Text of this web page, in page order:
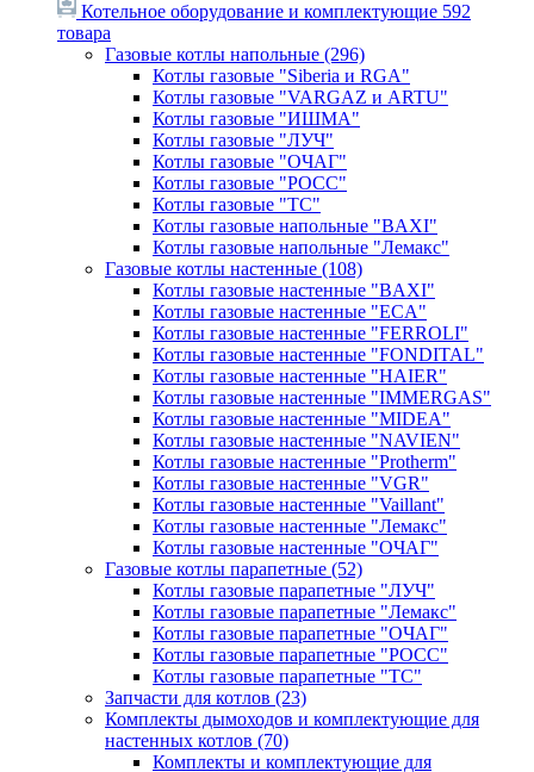
Котельное оборудование и комплектующие 592
товара
Газовые котлы напольные (296)
Котлы газовые "Siberia и RGA"
Котлы газовые "VARGAZ и ARTU"
Котлы газовые "ИШМА"
Котлы газовые "ЛУЧ"
Котлы газовые "ОЧАГ"
Котлы газовые "РОСС"
Котлы газовые "ТС"
Котлы газовые напольные "BAXI"
Котлы газовые напольные "Лемакс"
Газовые котлы настенные (108)
Котлы газовые настенные "BAXI"
Котлы газовые настенные "ECA"
Котлы газовые настенные "FERROLI"
Котлы газовые настенные "FONDITAL"
Котлы газовые настенные "HAIER"
Котлы газовые настенные "IMMERGAS"
Котлы газовые настенные "MIDEA"
Котлы газовые настенные "NAVIEN"
Котлы газовые настенные "Protherm"
Котлы газовые настенные "VGR"
Котлы газовые настенные "Vaillant"
Котлы газовые настенные "Лемакс"
Котлы газовые настенные "ОЧАГ"
Газовые котлы парапетные (52)
Котлы газовые парапетные "ЛУЧ"
Котлы газовые парапетные "Лемакс"
Котлы газовые парапетные "ОЧАГ"
Котлы газовые парапетные "РОСС"
Котлы газовые парапетные "ТС"
Запчасти для котлов (23)
Комплекты дымоходов и комплектующие для
настенных котлов (70)
Комплекты и комплектующие для